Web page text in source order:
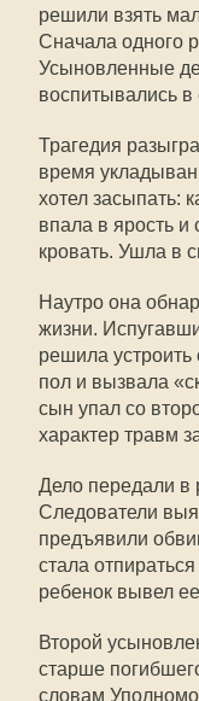
решили взять
Сначала одного
Усыновленные
воспитывались
Трагедия
время
хотел засыпать:
впала в ярость
кровать. Ушла в
Наутро она
жизни.
решила устроить
пол и вызвала
сын упал со
характер травм
Дело передали в
Следователи
предъявили
стала
ребенок вывел
Второй
старше
словам